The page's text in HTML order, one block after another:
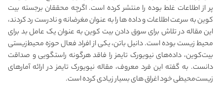
پر از اطلاعات غلط بوده را منتشر کرده است. اگرچه محققان برجسته بیت
کوین به سرعت اطلاعات و داده ها را به عنوان مغرضانه و نادرست رد کردند،
این مقاله در تلاش برای سوق دادن بیت کوین به عنوان یک عامل بد برای
محیط زیست بوده است. دانیل باتن، یکی از افراد فعال حوزه محیط‌زیستی
بیت‌کوین، داده‌های نیویورک تایمز را فاقد هرگونه راستگویی و صداقت
دانست. به گفته این فرد معروف، مقاله نیویورک تایمز در ارائه آمارهای
زیست‌محیطی خود اغراق های بسیار زیادی کرده است.